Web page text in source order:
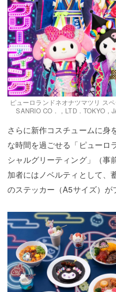
ピューロランドネオナツマツリ ス
SANRIO CO．，LTD．TOKYO
さらに新作コスチュームに身
な時間を過ごせる「ピューロ
シャルグリーティング」（事
加者にはノベルティとして、
のステッカー（A5サイズ）が